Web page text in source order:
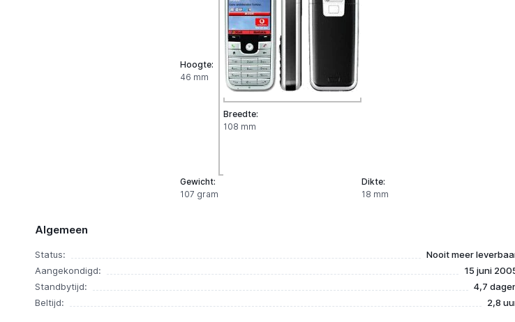
Hoogte:
46 mm
Gewicht:
107 gram
Breedte:
108 mm
Dikte:
18 mm
Algemeen
Status:
Nooit meer
Aangekondigd:
15 juni
Standbytijd:
4,7
Beltijd:
2,8